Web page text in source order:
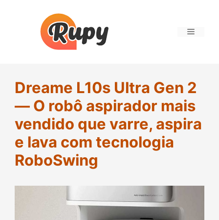
Menu
Dreame L10s Ultra Gen 2
— O robô aspirador mais
vendido que varre, aspira
e lava com tecnologia
RoboSwing